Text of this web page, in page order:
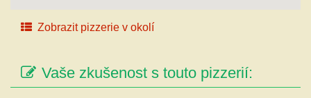
Zobrazit pizzerie v okolí
Vaše zkušenost s touto pizzerií: